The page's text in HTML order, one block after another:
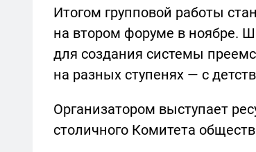
Итогом групповой работы
на втором форуме в ноябре.
для создания системы
на разных ступенях — с
Организатором выступает
столичного Комитета